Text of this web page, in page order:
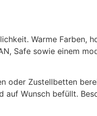
Warme Farben,
Safe sowie einem
oder Zustellbetten
Wunsch befüllt.